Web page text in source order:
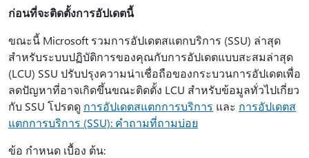
ก่อนที่จะติดตั้งการอัปเดตนี้
ขณะนี้ Microsoft รวมการอัปเดตสแตกบริการ (SSU) ล่าสุด
สําหรับระบบปฏิบัติการของคุณกับการอัปเดตแบบสะสมล่าสุด
(LCU) SSU ปรับปรุงความน่าเชื่อถือของกระบวนการอัปเดตเพื่อ
ลดปัญหาที่อาจเกิดขึ้นขณะติดตั้ง LCU สำหรับข้อมูลทั่วไปเกี่ยว
กับ SSU โปรดดู การอัปเดตสแตกการบริการ และ การอัปเดตส
แตกการบริการ (SSU): คำถามที่ถามบ่อย
ข้อ กำหนด เบื้อง ต้น: